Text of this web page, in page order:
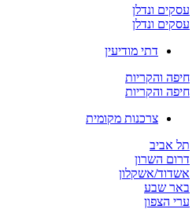
ונדלן
ונדלן
דתי מודיעין
צרכנות מקומית
אשקלון